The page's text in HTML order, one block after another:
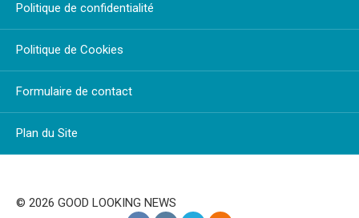
Politique de confidentialité
Politique de Cookies
Formulaire de contact
Plan du Site
© 2026 GOOD LOOKING NEWS